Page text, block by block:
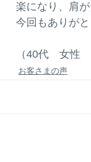
楽になり、肩
今回もありがと
（40代　女性
お客さまの声